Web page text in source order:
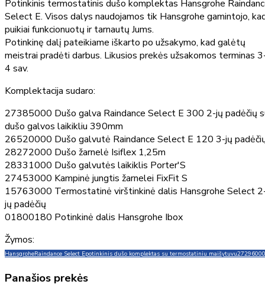
Potinkinis termostatinis dušo komplektas Hansgrohe
Select E. Visos dalys naudojamos tik Hansgrohe gamintojo,
puikiai funkcionuotų ir tarnautų Jums.
Potinkinę dalį pateikiame iškarto po užsakymo, kad galėtų
meistrai pradėti darbus. Likusios prekės užsakomos terminas
4 sav.
Komplektacija sudaro:
27385000 Dušo galva Raindance Select E 300 2-jų padėčių
dušo galvos laikikliu 390mm
26520000 Dušo galvutė Raindance Select E 120 3-jų
28272000 Dušo žarnelė Isiflex 1,25m
28331000 Dušo galvutės laikiklis Porter'S
27453000 Kampinė jungtis žarnelei FixFit S
15763000 Termostatinė virštinkinė dalis Hansgrohe Select
jų padėčių
01800180 Potinkinė dalis Hansgrohe Ibox
Žymos:
HansgroheRaindance Select Epotinkinis dušo komplektas su termostatiniu maišytuvu27296000
Panašios prekės